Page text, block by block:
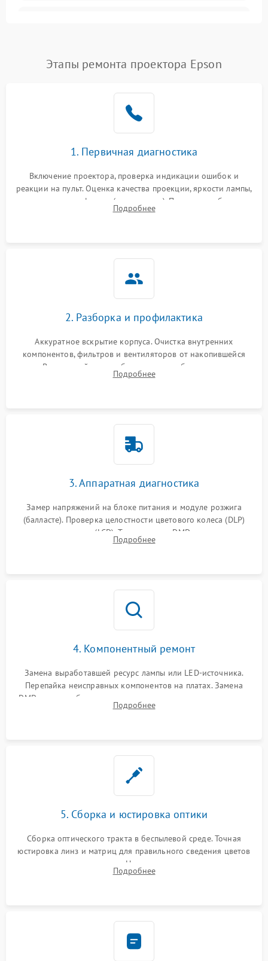
Нестабильная яркость или
контраст
4000 ₽ Подробнее →
Неравномерная подсветка
автоматическая коррекция
трапеции (Keystone)
Проблемы с
масштабированием
Подробнее →
Этапы ремонта проектора Epson
1. Первичная диагностика
Включение проектора, проверка индикации ошибок и
реакции на пульт. Оценка качества проекции, яркости лампы,
наличия артефактов (точки, пятна). Проверка работы
системы охлаждения по уровню шума вентиляторов.
Подробнее
2. Разборка и профилактика
Аккуратное вскрытие корпуса. Очистка внутренних
компонентов, фильтров и вентиляторов от накопившейся
пыли. Визуальный осмотр блока питания, балласта лампы и
материнской платы на наличие прогаров или вздутых
Подробнее
3. Аппаратная диагностика
Замер напряжений на блоке питания и модуле розжига
(балласте). Проверка целостности цветового колеса (DLP)
или поляризаторов (LCD). Тестирование DMD-чипа, датчиков
температуры и оптопар с помощью мультиметра и
Подробнее
4. Компонентный ремонт
Замена выработавшей ресурс лампы или LED-источника.
Перепайка неисправных компонентов на платах. Замена
DMD-чипа при битых пикселях, установка нового цветового
колеса или восстановление сгоревших поляризационных
Подробнее
5. Сборка и юстировка оптики
Сборка оптического тракта в беспылевой среде. Точная
юстировка линз и матриц для правильного сведения цветов
и устранения размытия. Надежное подключение всех
шлейфов, установка датчиков и закрытие корпуса
Подробнее